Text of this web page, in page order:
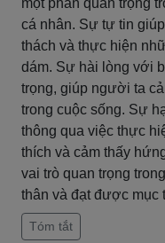
một phần quan trọng
cá nhân. Sự tự tin
thách và thực hiện
dám. Sự hài lòng với
trọng, giúp người ta
trong cuộc sống. Sự
thông qua việc thực
thích và cảm thấy
vai trò quan trọng
thân và đạt được mục
Tóm tắt